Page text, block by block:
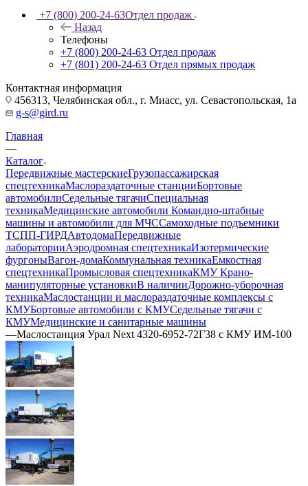
+7 (800) 200-24-63Отдел продаж
Назад
Телефоны
+7 (800) 200-24-63 Отдел продаж
+7 (801) 200-24-63 Отдел прямых продаж
Контактная информация
456313, Челябинская обл., г. Миасс, ул. Севастопольская, 1а
g-s@gird.ru
Главная
—
Каталог
Передвижные мастерскиеГрузопассажирская
спецтехникаМаслораздаточные станцииБортовые
автомобилиСедельные тягачиСпециальная
техникаМедицинские автомобили Командно-штабные
машины и автомобили для МЧССамоходные подъемники
ТСПП-ГИРДАвтодомаПередвижные
лабораторииАэродромная спецтехникаИзотермические
фургоныВагон-домаКоммунальная техникаЕмкостная
спецтехникаПромысловая спецтехникаКМУ Крано-
манипуляторные установкиВ наличииДорожно-уборочная
техникаМаслостанции и маслораздаточные комплексы с
КМУБортовые автомобили с КМУСедельные тягачи с
КМУМедицинские и санитарные машины
—Маслостанция Урал Next 4320-6952-72Г38 с КМУ ИМ-100